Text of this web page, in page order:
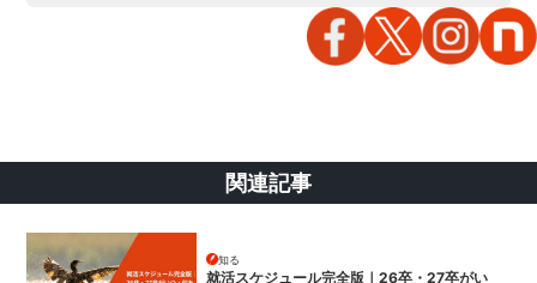
関連記事
就活スケジュール完全版｜26卒・27卒がい
知る